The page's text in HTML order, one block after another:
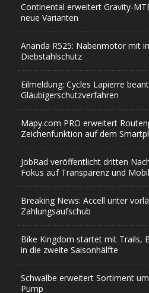
Continental erweitert Gravity-
neue Varianten
Ananda R525: Nabenmotor mit
Diebstahlschutz
Eilmeldung: Cycles Lapierre
Gläubigerschutzverfahren
Mapy.com PRO erweitert
Zeichenfunktion auf dem
JobRad veröffentlicht dritten
Fokus auf Transparenz und
Breaking News: Accell unter
Zahlungsaufschub
Bike Kingdom startet mit Trails,
in die zweite Saisonhälfte
Schwalbe erweitert Sortiment
Pump